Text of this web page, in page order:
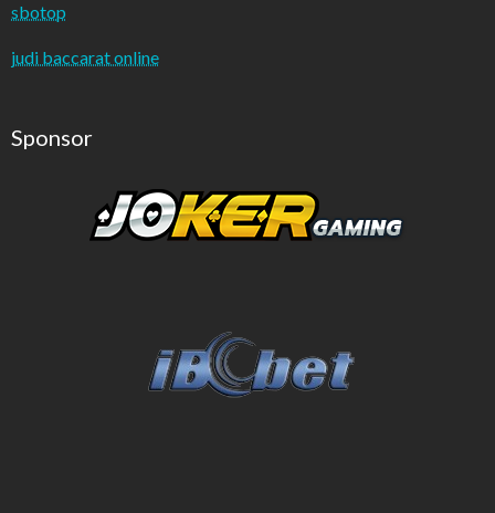
sbotop
judi baccarat online
Sponsor